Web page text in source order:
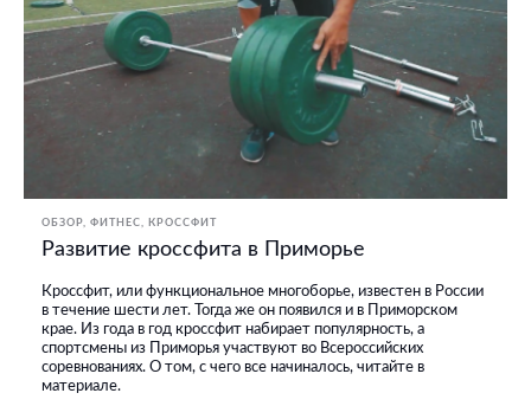
ОБЗОР ФИТНЕС, КРОССФИТ
Развитие кроссфита в Приморье
Кроссфит, или функциональное многоборье, известен в России
в течение шести лет. Тогда же он появился и в Приморском
крае. Из года в год кроссфит набирает популярность, а
спортсмены из Приморья участвуют во Всероссийских
соревнованиях. О том, с чего все начиналось, читайте в
материале.